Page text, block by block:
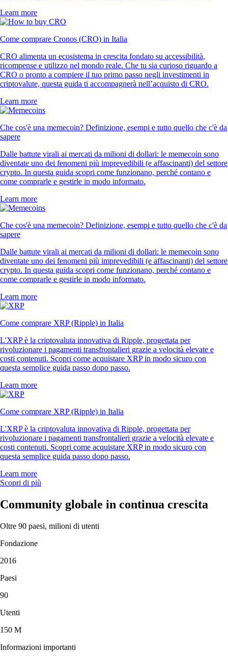
Learn more
Come comprare Cronos (CRO) in Italia
CRO alimenta un ecosistema in crescita fondato su accessibilità,
ricompense e utilizzo nel mondo reale. Che tu sia curioso riguardo a
CRO o pronto a compiere il tuo primo passo negli investimenti in
criptovalute, questa guida ti accompagnerà nell’acquisto di CRO.
Learn more
Che cos'è una memecoin? Definizione, esempi e tutto quello che c'è da
sapere
Dalle battute virali ai mercati da milioni di dollari: le memecoin sono
diventate uno dei fenomeni più imprevedibili (e affascinanti) del settore
crypto. In questa guida scopri come funzionano, perché contano e
come comprarle e gestirle in modo informato.
Learn more
Che cos'è una memecoin? Definizione, esempi e tutto quello che c'è da
sapere
Dalle battute virali ai mercati da milioni di dollari: le memecoin sono
diventate uno dei fenomeni più imprevedibili (e affascinanti) del settore
crypto. In questa guida scopri come funzionano, perché contano e
come comprarle e gestirle in modo informato.
Learn more
Come comprare XRP (Ripple) in Italia
L'XRP è la criptovaluta innovativa di Ripple, progettata per
rivoluzionare i pagamenti transfrontalieri grazie a velocità elevate e
costi contenuti. Scopri come acquistare XRP in modo sicuro con
questa semplice guida passo dopo passo.
Learn more
Come comprare XRP (Ripple) in Italia
L'XRP è la criptovaluta innovativa di Ripple, progettata per
rivoluzionare i pagamenti transfrontalieri grazie a velocità elevate e
costi contenuti. Scopri come acquistare XRP in modo sicuro con
questa semplice guida passo dopo passo.
Learn more
Scopri di più
Community globale in continua crescita
Oltre 90 paesi, milioni di utenti
Fondazione
2016
Paesi
90
Utenti
150 M
Informazioni importanti